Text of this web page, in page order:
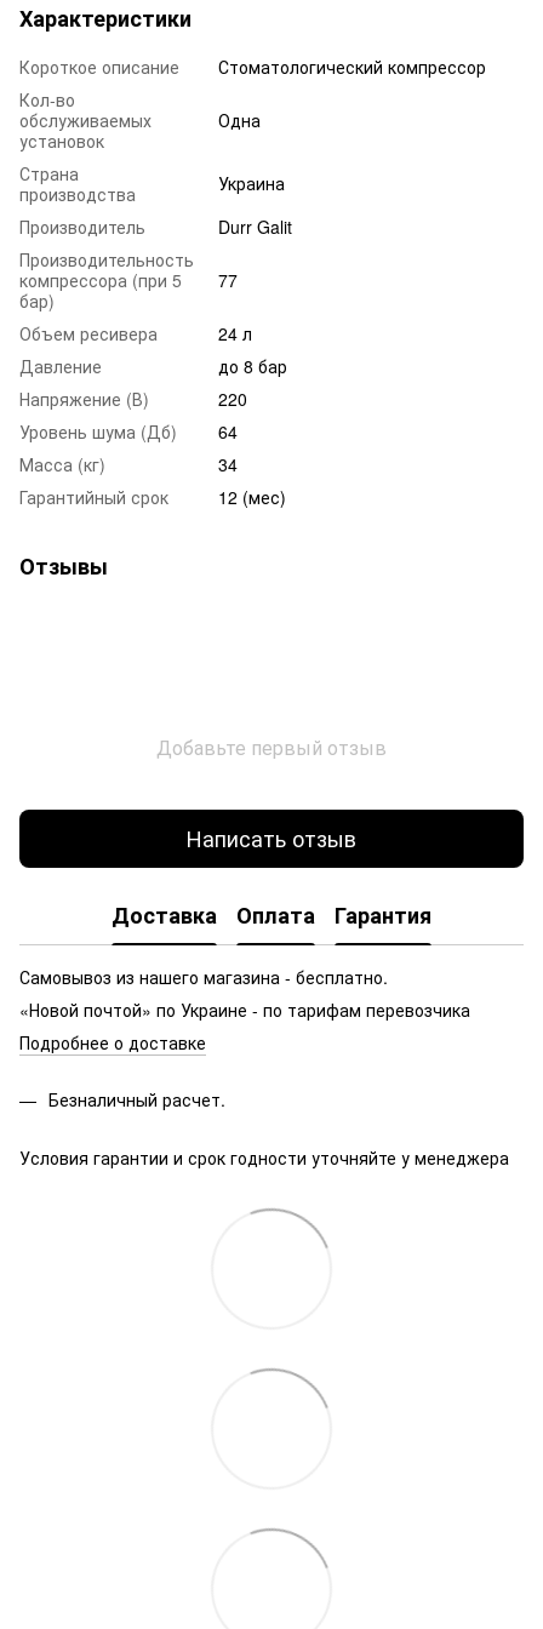
Характеристики
Короткое описание
Стоматологический компрессор
Кол-во
обслуживаемых
установок
Одна
Страна
производства
Украина
Производитель
Durr Galit
Производительность
компрессора (при 5
бар)
77
Объем ресивера
24 л
Давление
до 8 бар
Напряжение (В)
220
Уровень шума (Дб)
64
Масса (кг)
34
Гарантийный срок
12 (мес)
Отзывы
Добавьте первый отзыв
Написать отзыв
Доставка Оплата Гарантия
Самовывоз из нашего магазина - бесплатно.
«Новой почтой» по Украине - по тарифам перевозчика
Подробнее о доставке
Безналичный расчет.
Условия гарантии и срок годности уточняйте у менеджера